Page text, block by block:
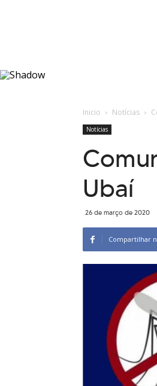
Inicio Notícias
Notícias
Ubaí
26 de março de 2020
Compartilhar